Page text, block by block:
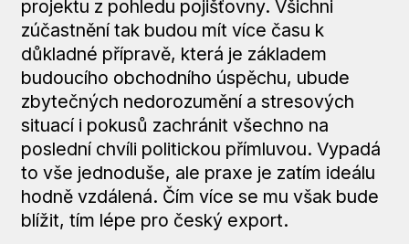
projektu z pohledu pojišťovny. Všichni
zúčastnění tak budou mít více času k
důkladné přípravě, která je základem
budoucího obchodního úspěchu, ubude
zbytečných nedorozumění a stresových
situací i pokusů zachránit všechno na
poslední chvíli politickou přímluvou. Vypadá
to vše jednoduše, ale praxe je zatím ideálu
hodně vzdálená. Čím více se mu však bude
blížit, tím lépe pro český export.